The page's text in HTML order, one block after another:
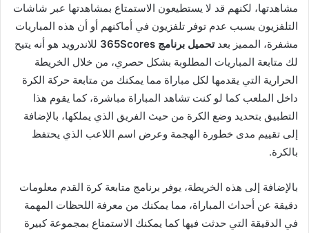
مشاهدتها، لكنهم قد لا يستطيعون الاستمتاع بمشاهدتها عبر شاشات
التلفزيون بسبب عدم توفر تلفزيون في أماكنهم أو أن هذه المباريات
مشفرة، المميز بعدتحميل برنامج 365Scores
للاندرويد هو أنه يتيح
لك متابعة المباريات المطلوبة بشكل حصري، من خلال الخريطة
الحرارية التي يقدمها لكل مباراة مما يمكنك من متابعة حركة الكرة
داخل الملعب كما لو كنت تشاهد المباراة مباشرة، كما يقوم هذا
التطبيق بتحديد وضع الكرة من حيث الفريق الذي يملكها، بالإضافة
إلى تقييم مدى خطورة الهجمة وعرض اسم اللاعب الذي يحتفظ
بالكرة.
بالإضافة إلى هذه الخريطة، يوفر برنامج متابعة كرة القدم معلومات
دقيقة عن أحداث المباراة، مما يمكنك من معرفة اللحظات المهمة
في الدقيقة التي حدثت فيها كما يمكنك الاستمتاع بمجموعة كبيرة